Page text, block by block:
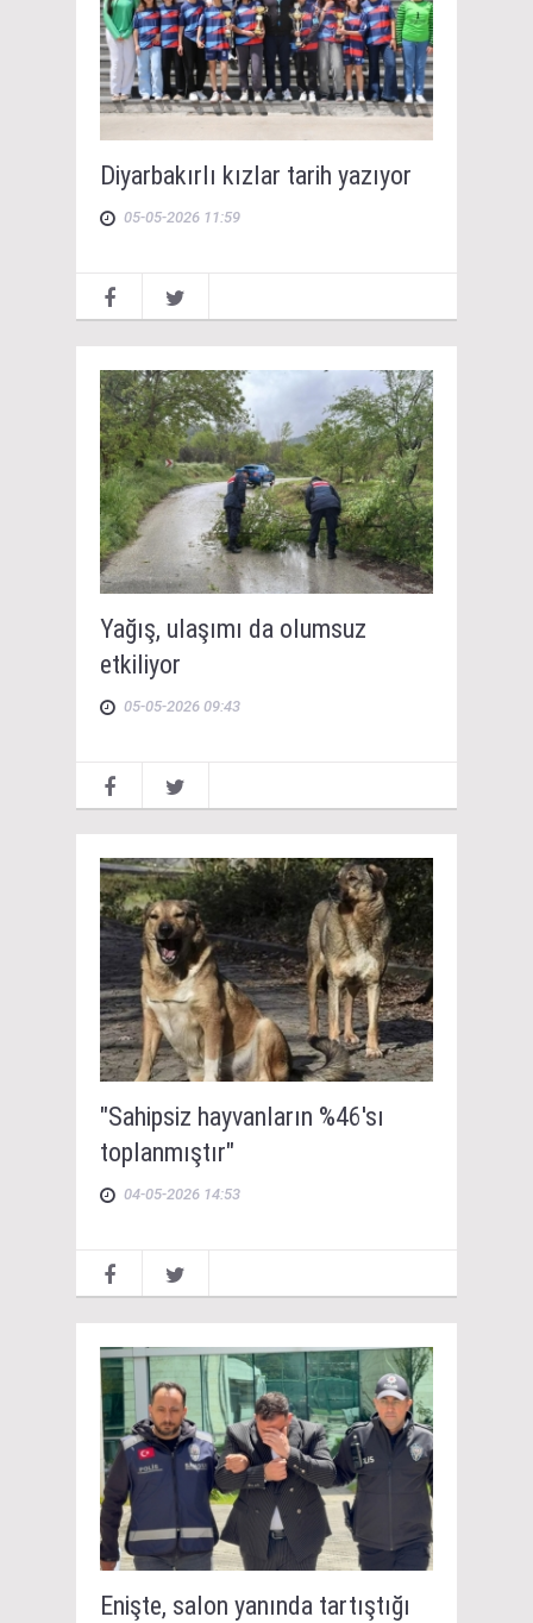
Diyarbakırlı kızlar tarih yazıyor
05-05-2026 11:59
Yağış, ulaşımı da olumsuz
etkiliyor
05-05-2026 09:43
"Sahipsiz hayvanların %46'sı
toplanmıştır"
04-05-2026 14:53
Enişte, salon yanında tartıştığı